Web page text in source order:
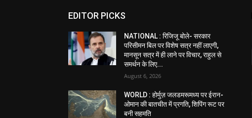
EDITOR PICKS
NATIONAL : रिजिजू बोले- सरकार
परिसीमन बिल पर विशेष सत्र नहीं लाएगी,
मानसून सत्र में ही लाने पर विचार, राहुल से
समर्थन के लिए...
August 6, 2026
WORLD : होर्मुज़ जलडमरूमध्य पर ईरान-
ओमान की बातचीत में प्रगति, शिपिंग रूट पर
बनी सहमति